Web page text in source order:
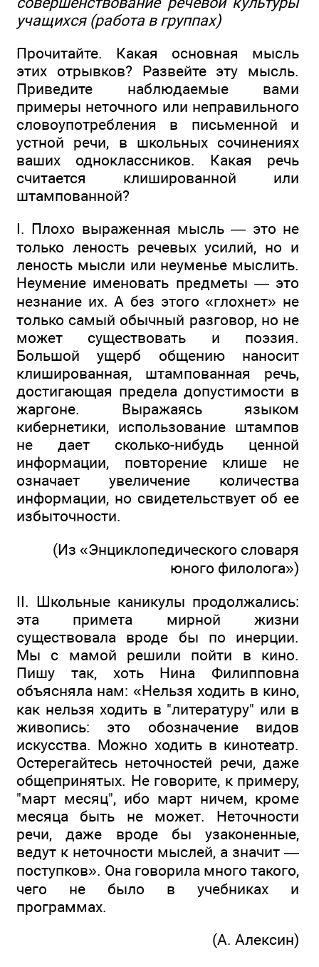
учащихся (работа в группах)
Прочитайте. Какая основная мысль
этих отрывков? Развейте эту мысль.
Приведите наблюдаемые вами
примеры неточного или неправильного
словоупотребления в письменной и
устной речи, в школьных сочинениях
ваших одноклассников. Какая речь
считается клишированной или
штампованной?
I. Плохо выраженная мысль — это не
только леность речевых усилий, но и
леность мысли или неуменье мыслить.
Неумение именовать предметы — это
незнание их. А без этого «глохнет» не
только самый обычный разговор, но не
может существовать и поэзия.
Большой ущерб общению наносит
клишированная, штампованная речь,
достигающая предела допустимости в
жаргоне. Выражаясь языком
кибернетики, использование штампов
не дает сколько-нибудь ценной
информации, повторение клише не
означает увеличение количества
информации, но свидетельствует об ее
избыточности.
(Из «Энциклопедического словаря
юного филолога»)
II. Школьные каникулы продолжались:
эта примета мирной жизни
существовала вроде бы по инерции.
Мы с мамой решили пойти в кино.
Пишу так, хоть Нина Филипповна
объясняла нам: «Нельзя ходить в кино,
как нельзя ходить в "литературу" или в
живопись: это обозначение видов
искусства. Можно ходить в кинотеатр.
Остерегайтесь неточностей речи, даже
общепринятых. Не говорите, к примеру,
"март месяц", ибо март ничем, кроме
месяца быть не может. Неточности
речи, даже вроде бы узаконенные,
ведут к неточности мыслей, а значит —
поступков». Она говорила много такого,
чего не было в учебниках и
программах.
(А. Алексин)